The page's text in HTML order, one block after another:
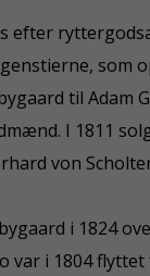
efter
som
til Adam
I 1811
von
i 1824
var i 1804